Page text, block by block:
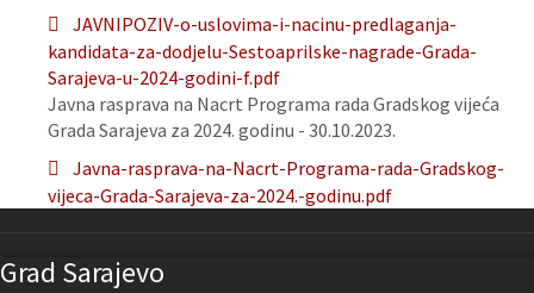
JAVNIPOZIV-o-uslovima-i-nacinu-predlaganja-
kandidata-za-dodjelu-Sestoaprilske-nagrade-Grada-
Sarajeva-u-2024-godini-f.pdf
Javna rasprava na Nacrt Programa rada Gradskog vijeća
Grada Sarajeva za 2024. godinu - 30.10.2023.
Javna-rasprava-na-Nacrt-Programa-rada-Gradskog-
vijeca-Grada-Sarajeva-za-2024.-godinu.pdf
Grad Sarajevo